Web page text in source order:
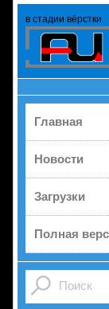
в стадии вёрстки
Главная
Новости
Загрузки
Полная